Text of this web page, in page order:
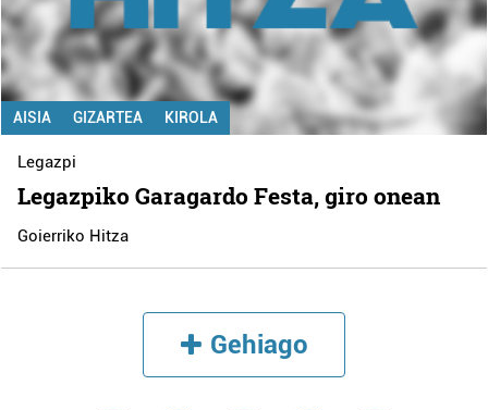
AISIA GIZARTEA KIROLA
Legazpi
Legazpiko Garagardo Festa, giro onean
Goierriko Hitza
Gehiago